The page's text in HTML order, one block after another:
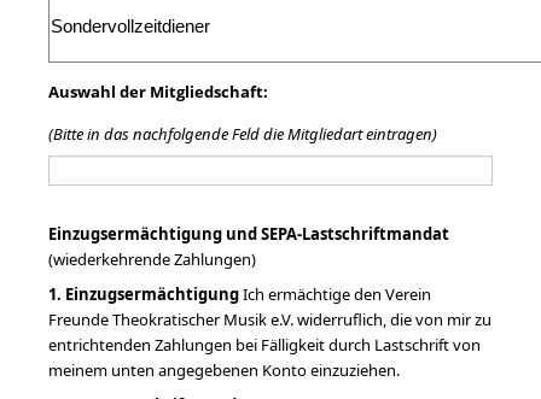
Sondervollzeitdiener
Auswahl der Mitgliedschaft:
(Bitte in das nachfolgende Feld die Mitgliedart eintragen)
Einzugsermächtigung und SEPA-Lastschriftmandat
(wiederkehrende Zahlungen)
1. EinzugsermächtigungIch ermächtige den Verein
Freunde Theokratischer Musik e.V. widerruflich, die von mir zu
entrichtenden Zahlungen bei Fälligkeit durch Lastschrift von
meinem unten angegebenen Konto einzuziehen.